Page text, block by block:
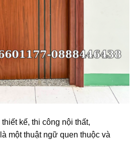
kế, thi công nội thất,
một thuật ngữ quen thuộc và